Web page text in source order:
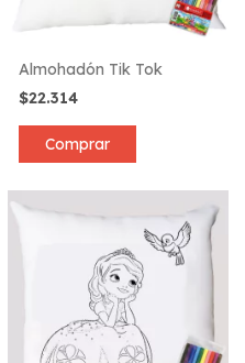
Almohadón Tik Tok
$22.314
Comprar